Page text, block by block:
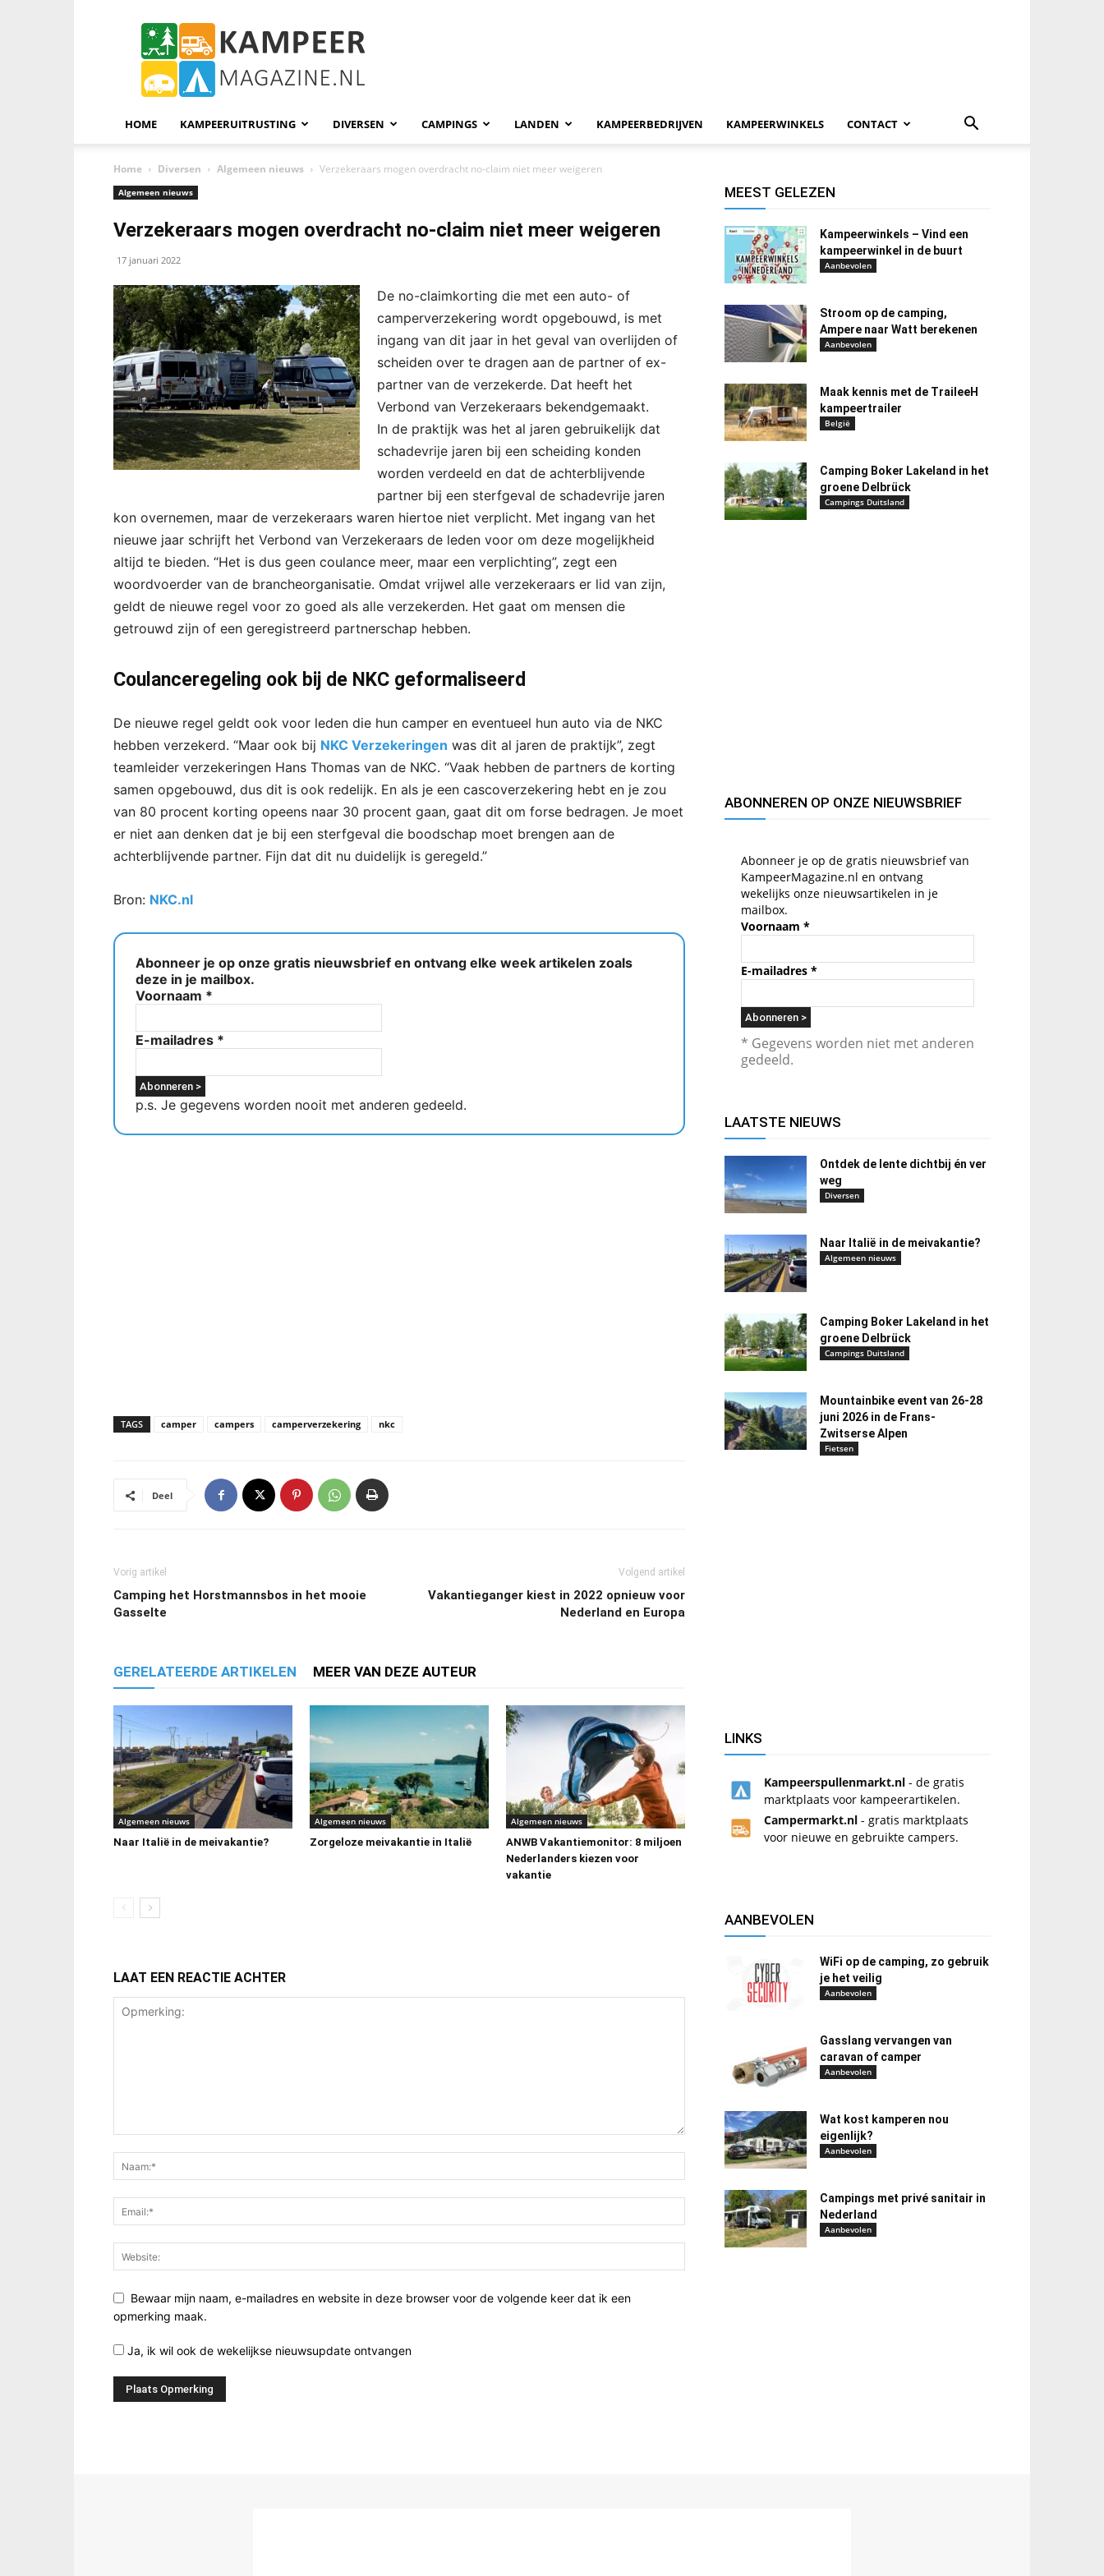
KampeerMagazine
HOME KAMPEERUITRUSTING DIVERSEN CAMPINGS LANDEN KAMPEERBEDRIJVEN KAMPEERWINKELS CONTACT
Home Diversen Algemeen nieuws Verzekeraars mogen overdracht no-claim niet meer weigeren
Algemeen nieuws
Verzekeraars mogen overdracht no-claim niet meer weigeren
17 januari 2022
De no-claimkorting die met een auto- of
camperverzekering wordt opgebouwd, is met
ingang van dit jaar in het geval van overlijden of
scheiden over te dragen aan de partner of ex-
partner van de verzekerde. Dat heeft het
Verbond van Verzekeraars bekendgemaakt.
In de praktijk was het al jaren gebruikelijk dat
schadevrije jaren bij een scheiding konden
worden verdeeld en dat de achterblijvende
partner bij een sterfgeval de schadevrije jaren
kon overnemen, maar de verzekeraars waren hiertoe niet verplicht. Met ingang van het
nieuwe jaar schrijft het Verbond van Verzekeraars de leden voor om deze mogelijkheid
altijd te bieden. “Het is dus geen coulance meer, maar een verplichting”, zegt een
woordvoerder van de brancheorganisatie. Omdat vrijwel alle verzekeraars er lid van zijn,
geldt de nieuwe regel voor zo goed als alle verzekerden. Het gaat om mensen die
getrouwd zijn of een geregistreerd partnerschap hebben.
Coulanceregeling ook bij de NKC geformaliseerd
De nieuwe regel geldt ook voor leden die hun camper en eventueel hun auto via de NKC
hebben verzekerd. “Maar ook bij NKC Verzekeringen was dit al jaren de praktijk”, zegt
teamleider verzekeringen Hans Thomas van de NKC. “Vaak hebben de partners de korting
samen opgebouwd, dus dit is ook redelijk. En als je een cascoverzekering hebt en je zou
van 80 procent korting opeens naar 30 procent gaan, gaat dit om forse bedragen. Je moet
er niet aan denken dat je bij een sterfgeval die boodschap moet brengen aan de
achterblijvende partner. Fijn dat dit nu duidelijk is geregeld.”
Bron: NKC.nl
Abonneer je op onze gratis nieuwsbrief en ontvang elke week artikelen zoals
deze in je mailbox.
Voornaam *
E-mailadres *
p.s. Je gegevens worden nooit met anderen gedeeld.
TAGS camper campers camperverzekering nkc
Deel
Vorig artikel
Camping het Horstmannsbos in het mooie
Gasselte
Volgend artikel
Vakantieganger kiest in 2022 opnieuw voor
Nederland en Europa
GERELATEERDE ARTIKELEN MEER VAN DEZE AUTEUR
Algemeen nieuws
Naar Italië in de meivakantie?
Algemeen nieuws
Zorgeloze meivakantie in Italië
Algemeen nieuws
ANWB Vakantiemonitor: 8 miljoen
Nederlanders kiezen voor
vakantie
LAAT EEN REACTIE ACHTER
Bewaar mijn naam, e-mailadres en website in deze browser voor de volgende keer dat ik een
opmerking maak.
Ja, ik wil ook de wekelijkse nieuwsupdate ontvangen
MEEST GELEZEN
Kampeerwinkels – Vind een
kampeerwinkel in de buurt
Aanbevolen
Stroom op de camping,
Ampere naar Watt berekenen
Aanbevolen
Maak kennis met de TraileeH
kampeertrailer
België
Camping Boker Lakeland in het
groene Delbrück
Campings Duitsland
ABONNEREN OP ONZE NIEUWSBRIEF
Abonneer je op de gratis nieuwsbrief van
KampeerMagazine.nl en ontvang
wekelijks onze nieuwsartikelen in je
mailbox.
Voornaam *
E-mailadres *
* Gegevens worden niet met anderen
gedeeld.
LAATSTE NIEUWS
Ontdek de lente dichtbij én ver
weg
Diversen
Naar Italië in de meivakantie?
Algemeen nieuws
Camping Boker Lakeland in het
groene Delbrück
Campings Duitsland
Mountainbike event van 26-28
juni 2026 in de Frans-
Zwitserse Alpen
Fietsen
LINKS
Kampeerspullenmarkt.nl - de gratis
marktplaats voor kampeerartikelen.
Campermarkt.nl - gratis marktplaats
voor nieuwe en gebruikte campers.
AANBEVOLEN
WiFi op de camping, zo gebruik
je het veilig
Aanbevolen
Gasslang vervangen van
caravan of camper
Aanbevolen
Wat kost kamperen nou
eigenlijk?
Aanbevolen
Campings met privé sanitair in
Nederland
Aanbevolen